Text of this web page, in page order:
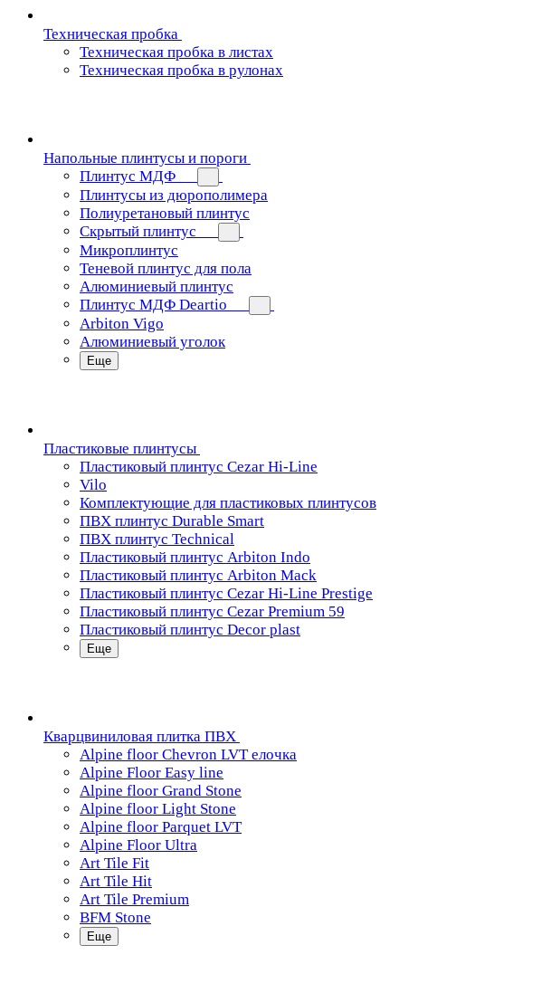
Техническая пробка
Техническая пробка в листах
Техническая пробка в рулонах
Напольные плинтусы и пороги
Плинтус МДФ
Плинтусы из дюрополимера
Полиуретановый плинтус
Скрытый плинтус
Микроплинтус
Теневой плинтус для пола
Алюминиевый плинтус
Плинтус МДФ Deartio
Arbiton Vigo
Алюминиевый уголок
Еще
Пластиковые плинтусы
Пластиковый плинтус Cezar Hi-Line
Vilo
Комплектующие для пластиковых плинтусов
ПВХ плинтус Durable Smart
ПВХ плинтус Technical
Пластиковый плинтус Arbiton Indo
Пластиковый плинтус Arbiton Mack
Пластиковый плинтус Cezar Hi-Line Prestige
Пластиковый плинтус Cezar Premium 59
Пластиковый плинтус Decor plast
Еще
Кварцвиниловая плитка ПВХ
Alpine floor Chevron LVT елочка
Alpine Floor Easy line
Alpine floor Grand Stone
Alpine floor Light Stone
Alpine floor Parquet LVT
Alpine Floor Ultra
Art Tile Fit
Art Tile Hit
Art Tile Premium
BFM Stone
Еще